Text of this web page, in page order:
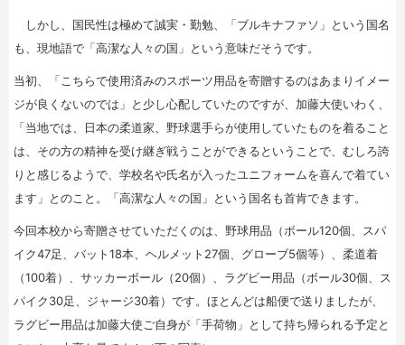
しかし、国民性は極めて誠実・勤勉、「ブルキナファソ」という国名
も、現地語で「高潔な人々の国」という意味だそうです。
当初、「こちらで使用済みのスポーツ用品を寄贈するのはあまりイメー
ジが良くないのでは」と少し心配していたのですが、加藤大使いわく、
「当地では、日本の柔道家、野球選手らが使用していたものを着ること
は、その方の精神を受け継ぎ戦うことができるということで、むしろ誇
りと感じるようで、学校名や氏名が入ったユニフォームを喜んで着てい
ます」とのこと。「高潔な人々の国」という国名も首肯できます。
今回本校から寄贈させていただくのは、野球用品（ボール120個、スパ
イク47足、バット18本、ヘルメット27個、グローブ5個等）、柔道着
（100着）、サッカーボール（20個）、ラグビー用品（ボール30個、ス
パイク30足、ジャージ30着）です。ほとんどは船便で送りましたが、
ラグビー用品は加藤大使ご自身が「手荷物」として持ち帰られる予定と